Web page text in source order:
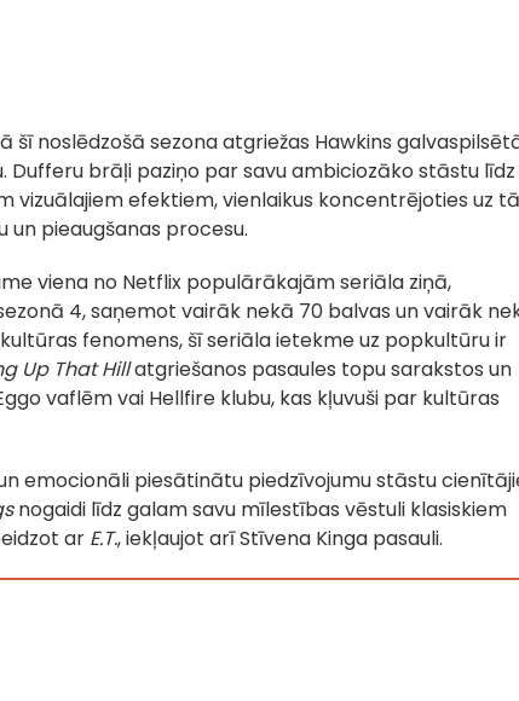
noslēdzošā sezona atgriežas Hawkins
Dufferu brāļi paziņo par savu ambiciozāko stāstu
vizuālajiem efektiem, vienlaikus koncentrējoties uz tā
pieaugšanas procesu.
viena no Netflix populārākajām seriāla ziņā,
4, saņemot vairāk nekā 70 balvas un vairāk
fenomens, šī seriāla ietekme uz popkultūru ir
Up That Hillatgriešanos pasaules topu sarakstos un
vaflēm vai Hellfire klubu, kas kļuvuši par kultūras
emocionāli piesātinātu piedzīvojumu stāstu
nogaidi līdz galam savu mīlestības vēstuli klasiskiem
ar E.T., iekļaujot arī Stīvena Kinga pasauli.